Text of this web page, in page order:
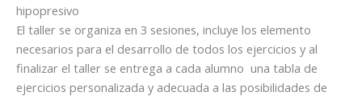
hipopresivo
El taller se organiza en 3 sesiones, incluye los elemento
necesarios para el desarrollo de todos los ejercicios y al
finalizar el taller se entrega a cada alumno una tabla de
ejercicios personalizada y adecuada a las posibilidades de